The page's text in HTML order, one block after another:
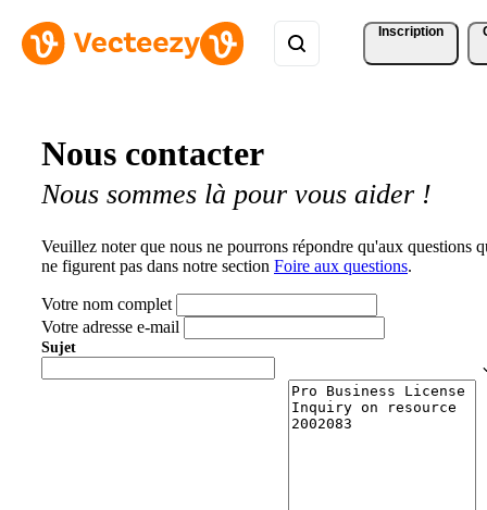
Inscription
Nous contacter
Nous sommes là pour vous aider !
Veuillez noter que nous ne pourrons répondre qu'aux questions
ne figurent pas dans notre section Foire aux questions.
Votre nom complet
Votre adresse e-mail
Sujet